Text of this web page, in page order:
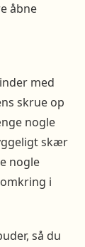
åbne
med
skrue op
nogle
skær
nogle
i
så du